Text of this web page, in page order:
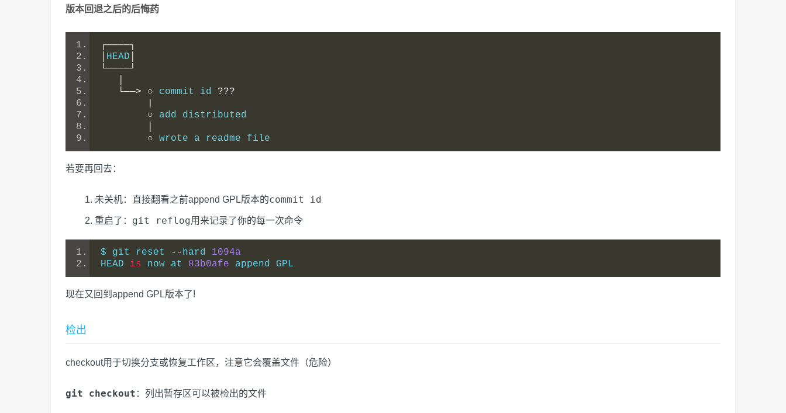
版本回退之后的后悔药
┌────┐
HEAD
└────┘
└──>
○ commit id ???
○ add distributed
○ wrote a readme file
若要再回去：
未关机：直接翻看之前append GPL版本的commit id
重启了： git reflog用来记录了你的每一次命令
$ git reset -- hard 1094a
HEAD is now at 83b0afe append GPL
现在又回到append GPL版本了!
检出
checkout用于切换分支或恢复工作区，注意它会覆盖文件（危险）
git checkout ：列出暂存区可以被检出的文件